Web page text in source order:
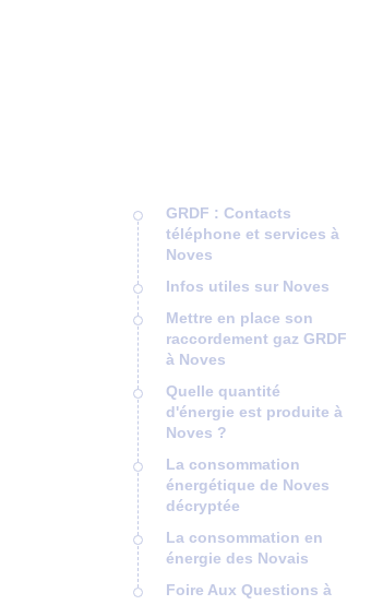
GRDF : Contacts
téléphone et services à
Noves
Infos utiles sur Noves
Mettre en place son
raccordement gaz GRDF
à Noves
Quelle quantité
d'énergie est produite à
Noves ?
La consommation
énergétique de Noves
décryptée
La consommation en
énergie des Novais
Foire Aux Questions à